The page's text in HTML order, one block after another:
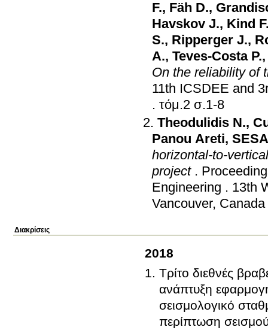
F., Fäh D.,
Havskov J., Kind
S., Ripperger J.,
A., Teves-Costa P.
On the reliability of
11th ICSDEE and
.
τόμ.2 σ.1-8
Theodulidis N.,
Panou Areti,
horizontal-to-
project .
Engineering . 13th
Vancouver, Canada
Διακρίσεις
2018
Τρίτο διεθνές
ανάπτυξη
σεισμολογικό
περίπτωση